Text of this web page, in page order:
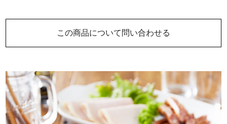
この商品について問い合わせる